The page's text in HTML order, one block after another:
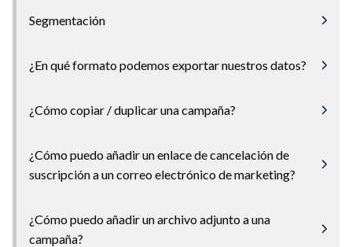
Segmentación
¿En qué formato podemos exportar nuestros datos?
¿Cómo copiar / duplicar una campaña?
¿Cómo puedo añadir un enlace de cancelación de
suscripción a un correo electrónico de marketing?
¿Cómo puedo añadir un archivo adjunto a una
campaña?